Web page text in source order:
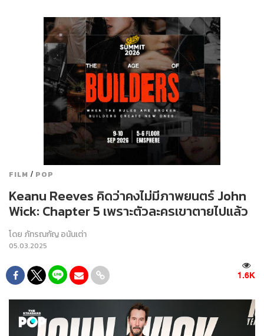
FILM / POP
Keanu Reeves คิดว่าคงไม่มีภาพยนตร์ John
Wick: Chapter 5 เพราะตัวละครเขาตายไปแล้ว
โดย ภัทรณกัญ อนันเต่า
05.03.2025
1.6K